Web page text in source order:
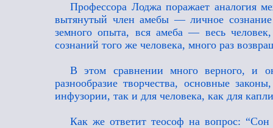
Профессора Лоджа поражает аналогия
вытянутый член амебы — личное сознание
земного опыта, вся амеба — весь
сознаний того же человека, много раз
В этом сравнении много верного, и
разнообразие творчества, основные
инфузории, так и для человека, как для
Как же ответит теософ на вопрос: